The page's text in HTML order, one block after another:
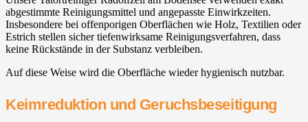
abgestimmte Reinigungsmittel und angepasste Einwirkzeiten.
Insbesondere bei offenporigen Oberflächen wie Holz, Textilien oder
Estrich stellen sicher tiefenwirksame Reinigungsverfahren, dass
keine Rückstände in der Substanz verbleiben.
Auf diese Weise wird die Oberfläche wieder hygienisch nutzbar.
Keimreduktion und Geruchsbeseitigung